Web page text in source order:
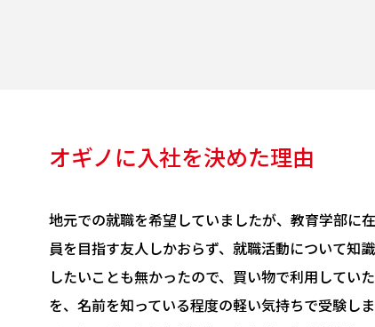
オギノに入社を決めた理由
地元での就職を希望していましたが、教育学部に
員を目指す友人しかおらず、就職活動について知
したいことも無かったので、買い物で利用してい
を、名前を知っている程度の軽い気持ちで受験し